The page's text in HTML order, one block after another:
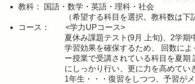
教科： 国語・数学・英語・理科・社会
（希望する科目を選択。教科数は下
コース： <学力UPコース>
夏休み課題テスト(9月 上旬)、2学期
学習効果を確保するため、 回数に
ー授業で受講されている科目を夏
にしっかり行い、更に力を高めてい
1年生・・・復習をしつつ、予習が